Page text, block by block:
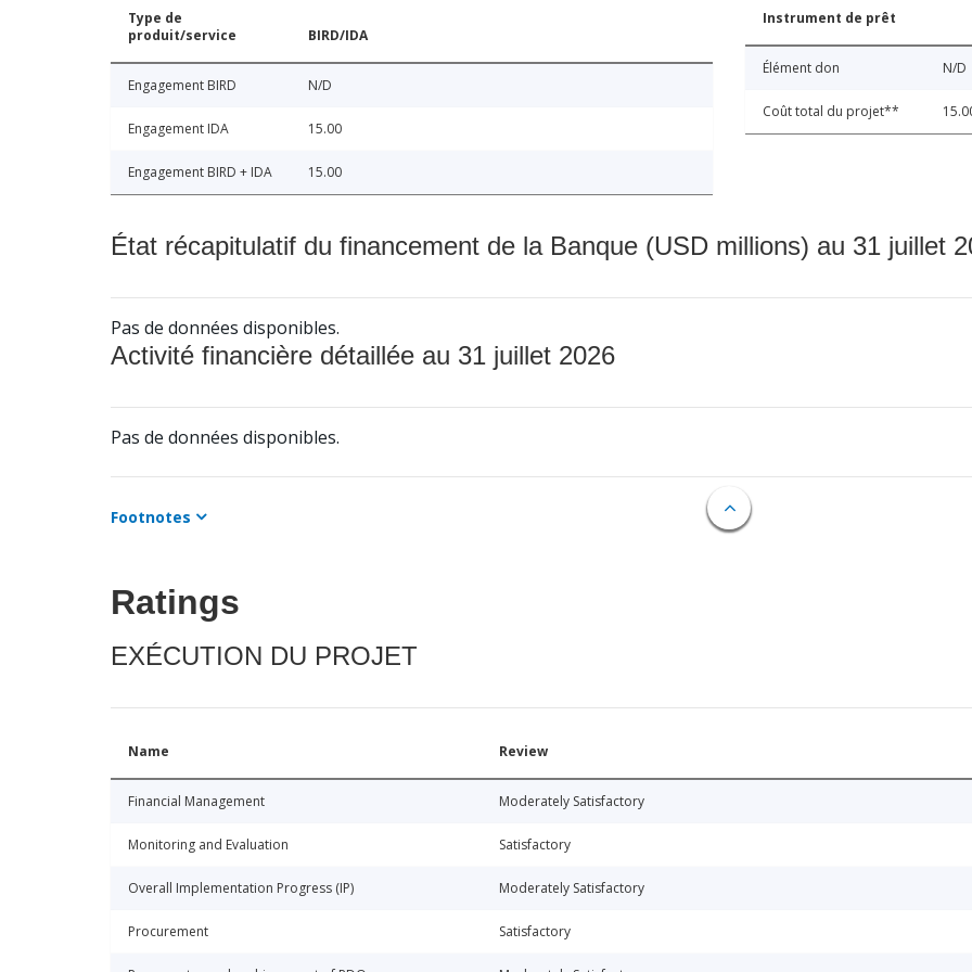
Type de
produit/service
BIRD/IDA
Engagement BIRD N/D
Engagement IDA 15.00
Engagement BIRD + IDA 15.00
Instrument de prêt
Élément don N/D
Coût total du projet**
État récapitulatif du financement de la Banque (USD millions) au 31 juillet
Pas de données disponibles.
Activité financière détaillée au 31 juillet 2026
Pas de données disponibles.
Footnotes
Ratings
EXÉCUTION DU PROJET
Name Review
Financial Management Moderately Satisfactory
Monitoring and Evaluation Satisfactory
Overall Implementation Progress (IP) Moderately Satisfactory
Procurement Satisfactory